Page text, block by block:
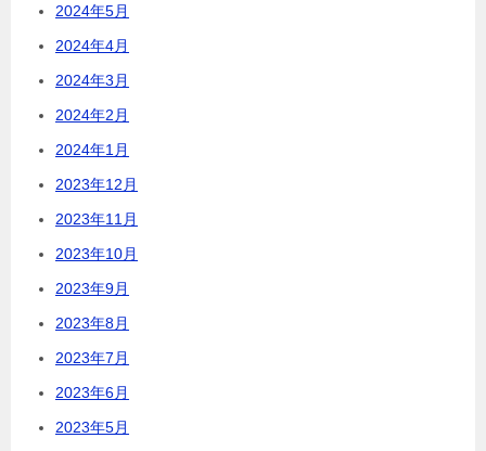
2024年5月
2024年4月
2024年3月
2024年2月
2024年1月
2023年12月
2023年11月
2023年10月
2023年9月
2023年8月
2023年7月
2023年6月
2023年5月